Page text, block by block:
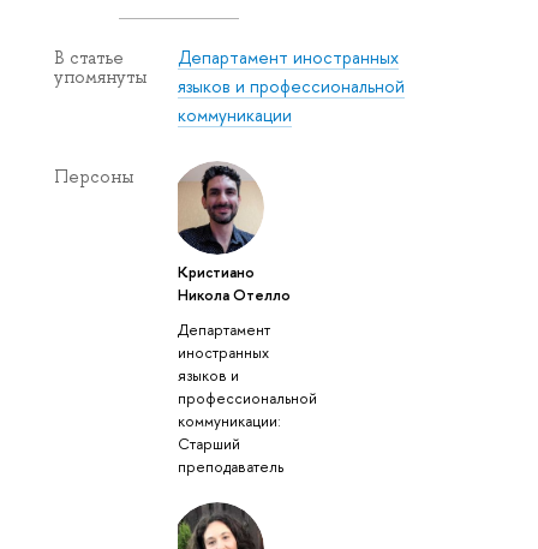
В статье
упомянуты
Департамент иностранных
языков и профессиональной
коммуникации
Персоны
Кристиано
Никола Отелло
Департамент
иностранных
языков и
профессиональной
коммуникации:
Старший
преподаватель